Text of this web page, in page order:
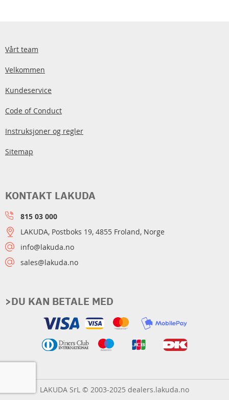
Vårt team
Velkommen
Kundeservice
Code of Conduct
Instruksjoner og regler
Sitemap
>DU KAN BETALE MED
KONTAKT LAKUDA
815 03 000
LAKUDA, Postboks 19, 4855 Froland, Norge
info@lakuda.no
sales@lakuda.no
LAKUDA SrL © 2003-2025 dealers.lakuda.no